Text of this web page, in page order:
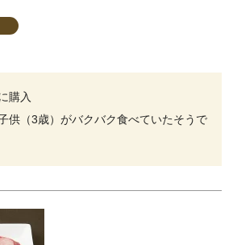
購入
供（3歳）がバクバク食べていたそうで